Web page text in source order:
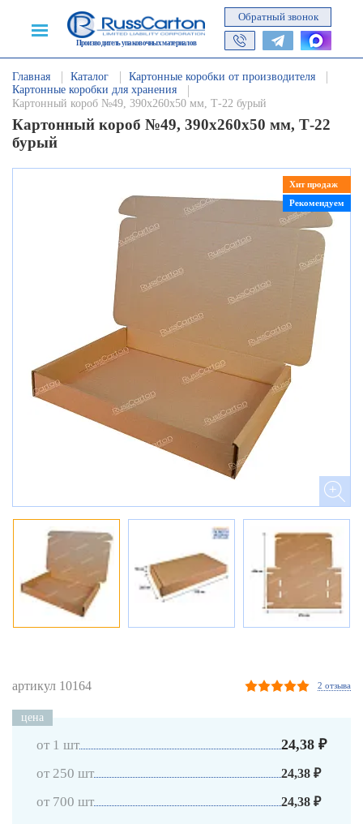
Производитель упаковочных материалов
Обратный звонок
Главная Каталог
Картонные коробки от производителя
Картонные коробки для хранения
Картонный короб №49, 390х260х50 мм, Т-22 бурый
Картонный короб №49, 390х260х50 мм, Т-22
бурый
Хит продаж
Рекомендуем
артикул 10164 2 отзыва
цена
от 1 шт 24,38 ₽
от 250 шт 24,38 ₽
от 700 шт 24,38 ₽